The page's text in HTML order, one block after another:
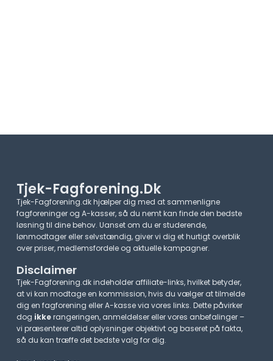
Tjek-Fagforening.dk
Tjek-Fagforening.dk hjælper dig med at sammenligne
fagforeninger og A-kasser, så du nemt kan finde den bedste
løsning til dine behov. Uanset om du er studerende,
lønmodtager eller selvstændig, giver vi dig et hurtigt overblik
over priser, medlemsfordele og aktuelle kampagner.​
Disclaimer
Tjek-Fagforening.dk indeholder affiliate-links, hvilket betyder,
at vi kan modtage en kommission, hvis du vælger at tilmelde
dig en fagforening eller A-kasse via vores links. Dette påvirker
dog ikkerangeringen, anmeldelser eller vores anbefalinger –
vi præsenterer altid oplysninger objektivt og baseret på fakta,
så du kan træffe det bedste valg for dig.